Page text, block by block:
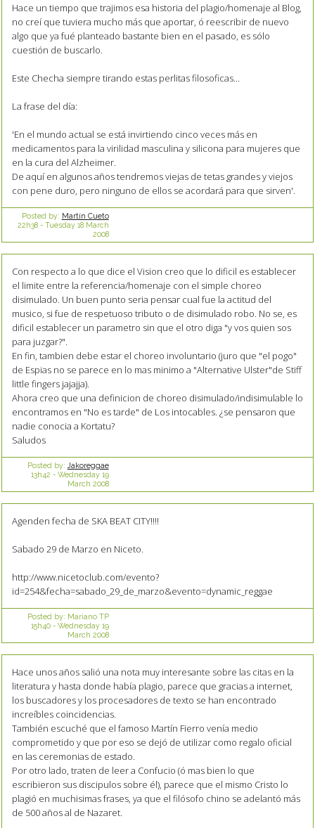
Hace un tiempo que trajimos esa historia del plagio/homenaje al Blog,
no creí que tuviera mucho más que aportar, ó reescribir de nuevo
algo que ya fué planteado bastante bien en el pasado, es sólo
cuestión de buscarlo.
Este Checha siempre tirando estas perlitas filosoficas...
La frase del día:
'En el mundo actual se está invirtiendo cinco veces más en
medicamentos para la virilidad masculina y silicona para mujeres que
en la cura del Alzheimer.
De aquí en algunos años tendremos viejas de tetas grandes y viejos
con pene duro, pero ninguno de ellos se acordará para que sirven'.
Posted by: Martín Cueto
22h38- Tuesday 18 March
2008
Con respecto a lo que dice el Vision creo que lo dificil es establecer
el limite entre la referencia/homenaje con el simple choreo
disimulado. Un buen punto seria pensar cual fue la actitud del
musico, si fue de respetuoso tributo o de disimulado robo. No se, es
dificil establecer un parametro sin que el otro diga "y vos quien sos
para juzgar?".
En fin, tambien debe estar el choreo involuntario (juro que "el pogo"
de Espias no se parece en lo mas minimo a "Alternative Ulster"de Stiff
little fingers jajajja).
Ahora creo que una definicion de choreo disimulado/indisimulable lo
encontramos en "No es tarde" de Los intocables. ¿se pensaron que
nadie conocia a Kortatu?
Saludos
Posted by: Jakoreggae
13h42 - Wednesday 19
March 2008
Agenden fecha de SKA BEAT CITY!!!!
Sabado 29 de Marzo en Niceto.
http://www.nicetoclub.com/evento?
id=254&fecha=sabado_29_de_marzo&evento=dynamic_reggae
Posted by: Mariano TP
15h40- Wednesday 19
March 2008
Hace unos años salió una nota muy interesante sobre las citas en la
literatura y hasta donde había plagio, parece que gracias a internet,
los buscadores y los procesadores de texto se han encontrado
increíbles coincidencias.
También escuché que el famoso Martín Fierro venía medio
comprometido y que por eso se dejó de utilizar como regalo oficial
en las ceremonias de estado.
Por otro lado, traten de leer a Confucio (ó mas bien lo que
escribieron sus discipulos sobre él), parece que el mismo Cristo lo
plagió en muchisimas frases, ya que el filósofo chino se adelantó más
de 500 años al de Nazaret.